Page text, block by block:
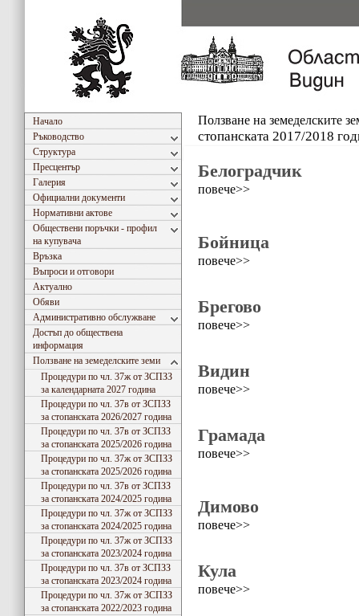
Начало
Ръководство
Структура
Пресцентър
Галерия
Официални документи
Нормативни актове
Обществени поръчки - профил
на купувача
Връзка
Въпроси и отговори
Актуално
Обяви
Административно обслужване
Достъп до обществена
информация
Ползване на земеделските земи
Процедури по чл. 37ж от ЗСПЗЗ
за календарната 2027 година
Процедури по чл. 37в от ЗСПЗЗ
за стопанската 2026/2027 година
Процедури по чл. 37в от ЗСПЗЗ
за стопанската 2025/2026 година
Процедури по чл. 37ж от ЗСПЗЗ
за стопанската 2025/2026 година
Процедури по чл. 37в от ЗСПЗЗ
за стопанската 2024/2025 година
Процедури по чл. 37ж от ЗСПЗЗ
за стопанската 2024/2025 година
Процедури по чл. 37ж от ЗСПЗЗ
за стопанската 2023/2024 година
Процедури по чл. 37в от ЗСПЗЗ
за стопанската 2023/2024 година
Процедури по чл. 37ж от ЗСПЗЗ
за стопанската 2022/2023 година
Ползване на земеделските
стопанската 2017/2018
Белоградчик
повече>>
Бойница
повече>>
Брегово
повече>>
Видин
повече>>
Грамада
повече>>
Димово
повече>>
Кула
повече>>